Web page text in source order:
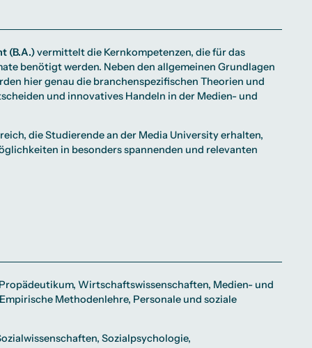
(B.A.)vermittelt die Kernkompetenzen, die für das
benötigt werden. Neben den allgemeinen Grundlagen
hier genau die branchenspezifischen Theorien und
und innovatives Handeln in der Medien- und
die Studierende an der Media University erhalten,
in besonders spannenden und relevanten
Wirtschaftswissenschaften, Medien- und
Methodenlehre, Personale und soziale
Sozialpsychologie,